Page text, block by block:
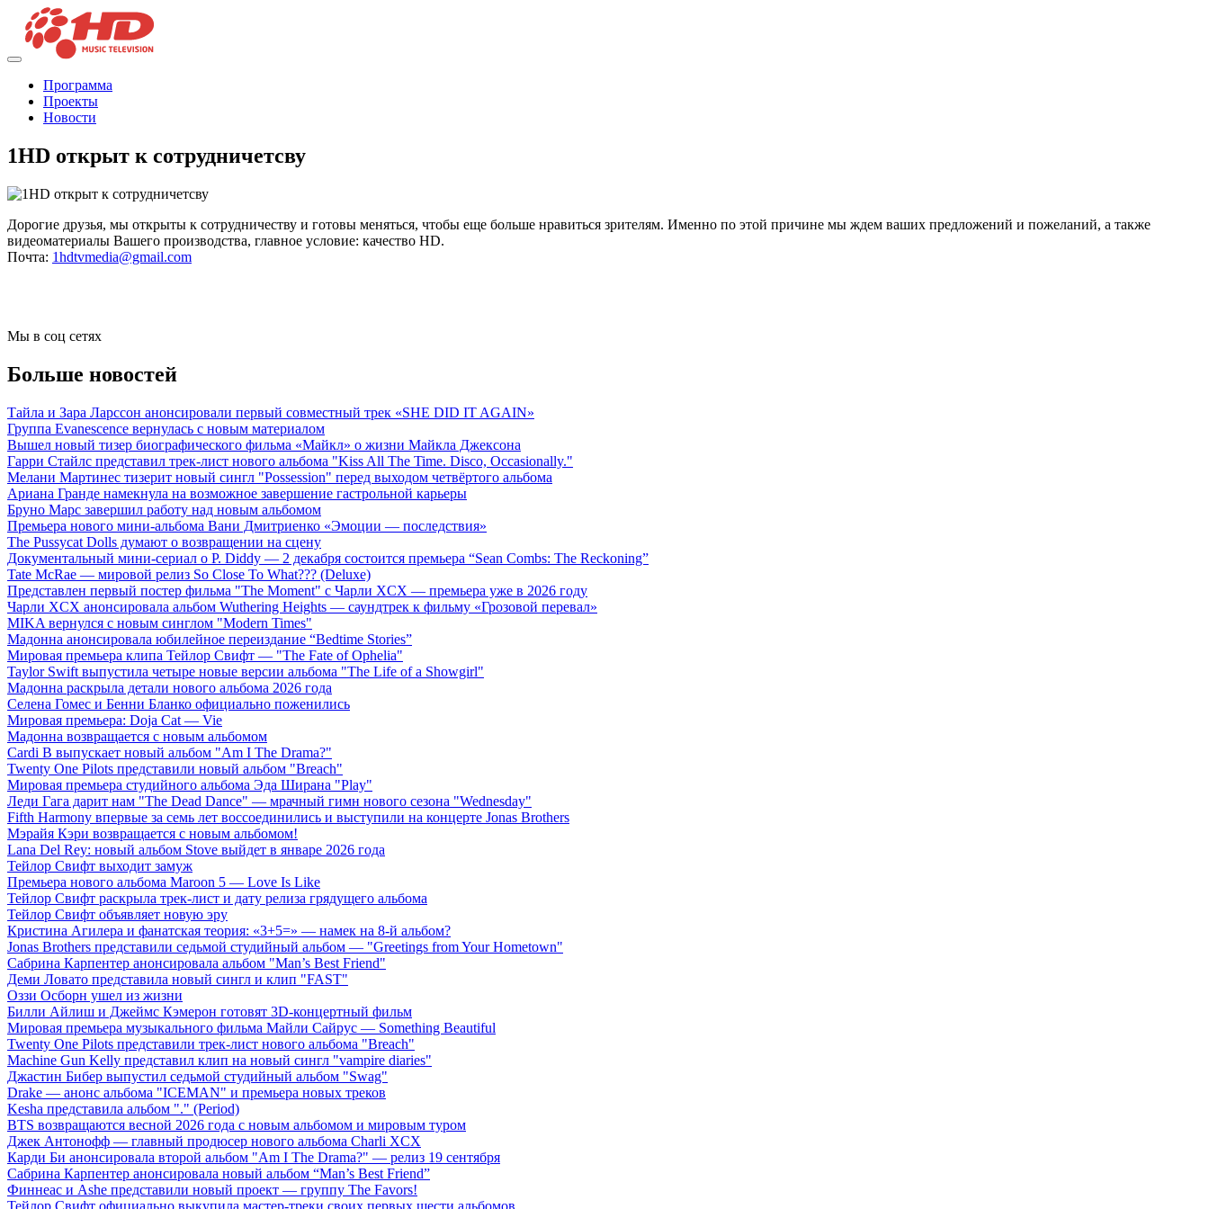
Программа
Проекты
Новости
1HD открыт к сотрудничетсву
Дорогие друзья, мы открыты к сотрудничеству и готовы меняться, чтобы еще больше нравиться зрителям. Именно по этой причине мы ждем ваших предложений и пожеланий, а также
видеоматериалы Вашего производства, главное условие: качество HD.
Почта: 1hdtvmedia@gmail.com
Мы в соц сетях
Больше новостей
Тайла и Зара Ларссон анонсировали первый совместный трек «SHE DID IT AGAIN»
Группа Evanescence вернулась с новым материалом
Вышел новый тизер биографического фильма «Майкл» о жизни Майкла Джексона
Гарри Стайлс представил трек-лист нового альбома "Kiss All The Time. Disco, Occasionally."
Мелани Мартинес тизерит новый сингл "Possession" перед выходом четвёртого альбома
Ариана Гранде намекнула на возможное завершение гастрольной карьеры
Бруно Марс завершил работу над новым альбомом
Премьера нового мини-альбома Вани Дмитриенко «Эмоции — последствия»
The Pussycat Dolls думают о возвращении на сцену
Документальный мини-сериал о P. Diddy — 2 декабря состоится премьера “Sean Combs: The Reckoning”
Tate McRae — мировой релиз So Close To What??? (Deluxe)
Представлен первый постер фильма "The Moment" с Чарли XCX — премьера уже в 2026 году
Чарли XCX анонсировала альбом Wuthering Heights — саундтрек к фильму «Грозовой перевал»
MIKA вернулся с новым синглом "Modern Times"
Мадонна анонсировала юбилейное переиздание “Bedtime Stories”
Мировая премьера клипа Тейлор Свифт — "The Fate of Ophelia"
Taylor Swift выпустила четыре новые версии альбома "The Life of a Showgirl"
Мадонна раскрыла детали нового альбома 2026 года
Селена Гомес и Бенни Бланко официально поженились
Мировая премьера: Doja Cat — Vie
Мадонна возвращается с новым альбомом
Cardi B выпускает новый альбом "Am I The Drama?"
Twenty One Pilots представили новый альбом "Breach"
Мировая премьера студийного альбома Эда Ширана "Play"
Леди Гага дарит нам "The Dead Dance" — мрачный гимн нового сезона "Wednesday"
Fifth Harmony впервые за семь лет воссоединились и выступили на концерте Jonas Brothers
Мэрайя Кэри возвращается с новым альбомом!
Lana Del Rey: новый альбом Stove выйдет в январе 2026 года
Тейлор Свифт выходит замуж
Премьера нового альбома Maroon 5 — Love Is Like
Тейлор Свифт раскрыла трек-лист и дату релиза грядущего альбома
Тейлор Свифт объявляет новую эру
Кристина Агилера и фанатская теория: «3+5=» — намек на 8-й альбом?
Jonas Brothers представили седьмой студийный альбом — "Greetings from Your Hometown"
Сабрина Карпентер анонсировала альбом "Man’s Best Friend"
Деми Ловато представила новый сингл и клип "FAST"
Оззи Осборн ушел из жизни
Билли Айлиш и Джеймс Кэмерон готовят 3D-концертный фильм
Мировая премьера музыкального фильма Майли Сайрус — Something Beautiful
Twenty One Pilots представили трек-лист нового альбома "Breach"
Machine Gun Kelly представил клип на новый сингл "vampire diaries"
Джастин Бибер выпустил седьмой студийный альбом "Swag"
Drake — анонс альбома "ICEMAN" и премьера новых треков
Kesha представила альбом "." (Period)
BTS возвращаются весной 2026 года с новым альбомом и мировым туром
Джек Антонофф — главный продюсер нового альбома Charli XCX
Карди Би анонсировала второй альбом "Am I The Drama?" — релиз 19 сентября
Сабрина Карпентер анонсировала новый альбом “Man’s Best Friend”
Финнеас и Ashe представили новый проект — группу The Favors!
Тейлор Свифт официально выкупила мастер-треки своих первых шести альбомов